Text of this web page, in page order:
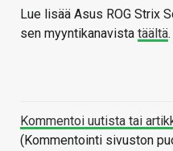
Lue lisää Asus ROG Strix
sen myyntikanavista täältä.
Kommentoi uutista tai
(Kommentointi sivuston